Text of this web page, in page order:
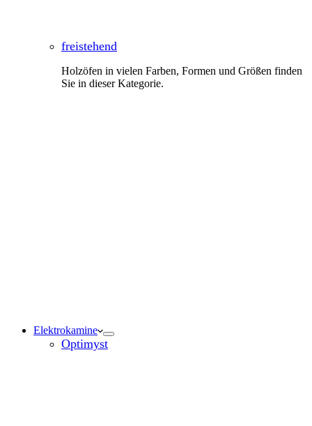
freistehend
Holzöfen in vielen Farben, Formen und Größen finden
Sie in dieser Kategorie.
Elektrokamine
Optimyst